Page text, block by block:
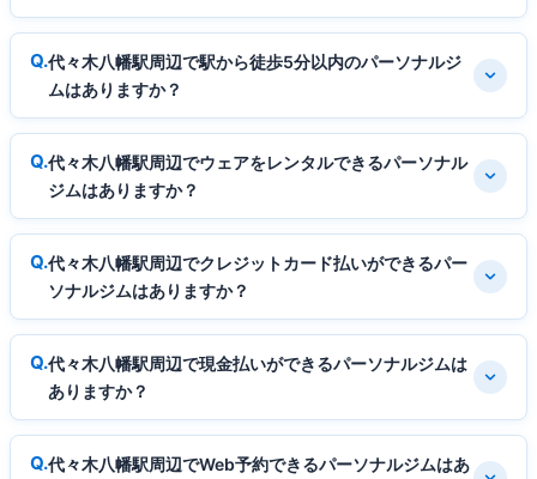
代々木八幡駅周辺で駅から徒歩5分以内のパーソナルジ
ムはありますか？
代々木八幡駅周辺でウェアをレンタルできるパーソナル
ジムはありますか？
代々木八幡駅周辺でクレジットカード払いができるパー
ソナルジムはありますか？
代々木八幡駅周辺で現金払いができるパーソナルジムは
ありますか？
代々木八幡駅周辺でWeb予約できるパーソナルジムはあ